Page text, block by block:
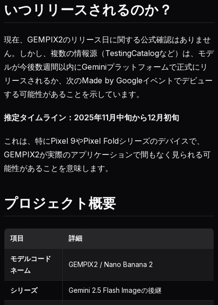
いつリリースされるのか？
現在、GEMPIX2のリリース日に関する公式確認はありませ
ん。しかし、複数の情報源（TestingCatalogなど）は、モデ
ルが今後数週間以内にGeminiプラットフォームで正式にリ
リースされるか、次のMade by Googleイベントでデビュー
する可能性があることを示しています。
推定タイムライン：2025年11月中旬から12月初旬
これは、特にPixel 9やPixel Foldシリーズのデバイスで、
GEMPIX2が実際のアプリケーションで間もなく見られる可
能性があることを意味します。
プロジェクト概要
項目 詳細
モデルコード
ネーム
GEMPIX2 / Nano Banana 2
シリーズ Gemini 2.5 Flash Imageの後継